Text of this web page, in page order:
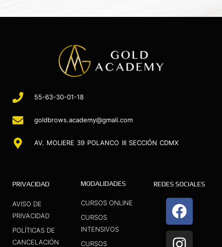
55-63-30-01-18
goldbrows.academy@gmail.com
AV. MOLIERE 39 POLANCO III SECCIÓN CDMX
PRIVACIDAD
AVISO DE
PRIVACIDAD
POLÍTICAS DE
CANCELACIÓN
MODALIDADES
CURSOS ONLINE
CURSOS
INTENSIVOS
CURSOS
REDES SOCIALES
F
a
c
I
n
s
Y
o
u